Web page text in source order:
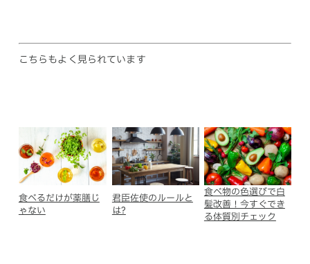
こちらもよく見られています
食べるだけが薬膳じ
ゃない
君臣佐使のルールと
は?
食べ物の色選びで白
髪改善！今すぐでき
る体質別チェック